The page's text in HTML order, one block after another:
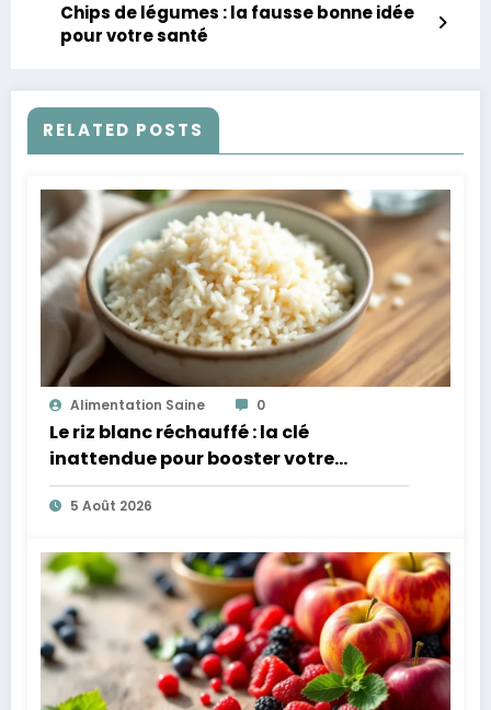
Chips de légumes : la fausse bonne idée
pour votre santé
RELATED POSTS
Alimentation Saine 0
Le riz blanc réchauffé : la clé
inattendue pour booster votre
microbiote
5 Août 2026